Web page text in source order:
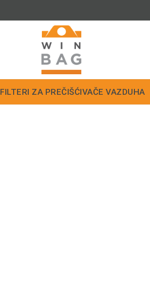
FILTERI ZA PREČIŠĆIVAČE VAZDUHA